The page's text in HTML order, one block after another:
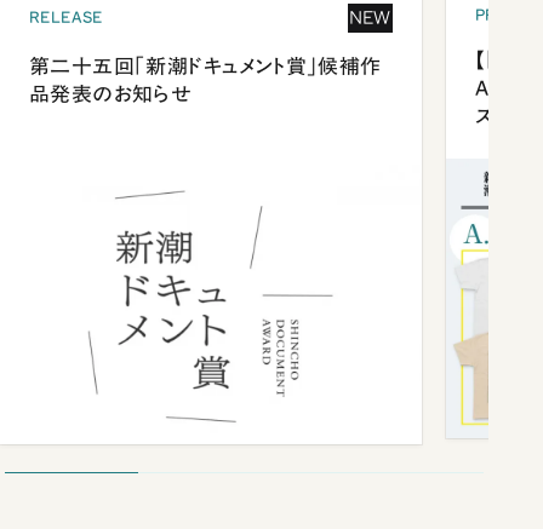
RELEASE NEW
第二十五回「新潮ドキュメント賞」候補作
品発表のお知らせ
【「新
ズプレ